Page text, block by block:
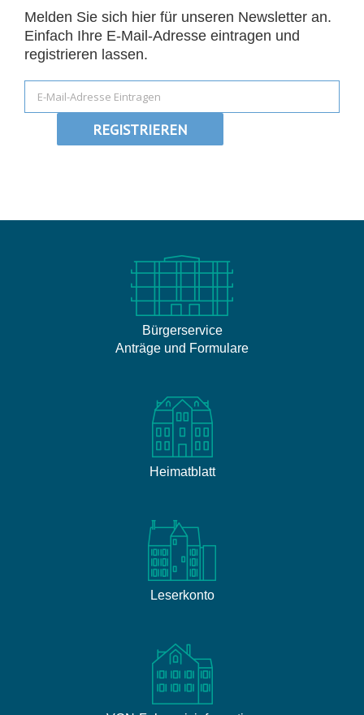
Melden Sie sich hier für unseren Newsletter an.
Einfach Ihre E-Mail-Adresse eintragen und
registrieren lassen.
Bürgerservice
Anträge und Formulare
Heimatblatt
Leserkonto